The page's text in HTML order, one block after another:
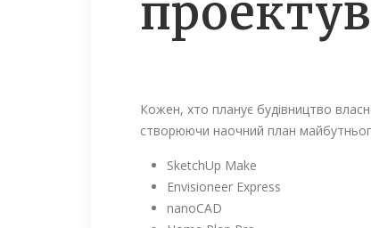
Кожен, хто планує будівництво
створюючи наочний план
SketchUp Make
Envisioneer Express
nanoCAD